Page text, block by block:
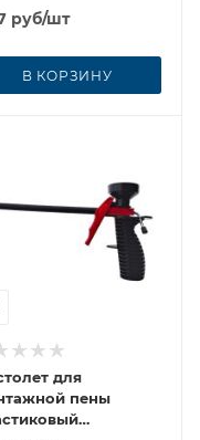
руб/шт
В КОРЗИНУ
для
пены